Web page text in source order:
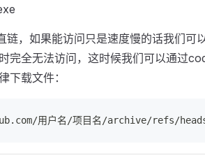
链，如果能访问只是速度慢的话我们可
完全无法访问，这时候我们可以通过
下载文件：
用户名/项目名/archive/refs/